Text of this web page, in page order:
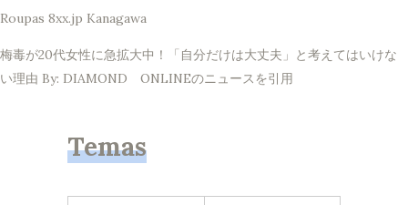
Roupas 8xx.jp Kanagawa
梅毒が20代女性に急拡大中！「自分だけは大丈夫」と考えてはいけな
い理由 By: DIAMOND ONLINEのニュースを引用
Temas